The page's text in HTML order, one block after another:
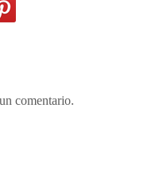
comentario.